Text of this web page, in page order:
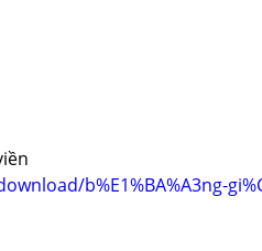
b%E1%BA%A3ng-